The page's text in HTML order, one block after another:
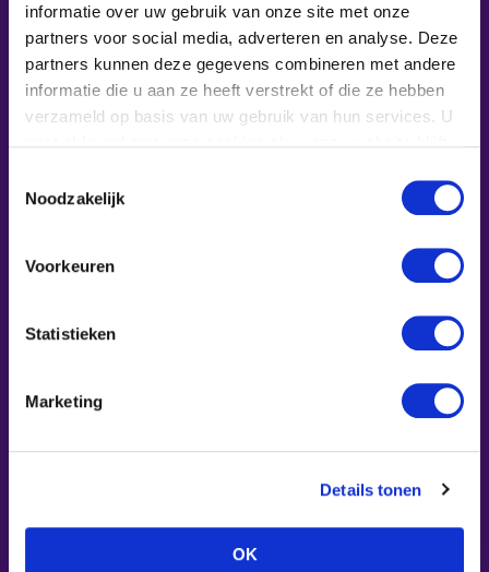
informatie over uw gebruik van onze site met onze
partners voor social media, adverteren en analyse. Deze
partners kunnen deze gegevens combineren met andere
informatie die u aan ze heeft verstrekt of die ze hebben
verzameld op basis van uw gebruik van hun services. U
Noodzakelijk
Voorkeuren
Statistieken
Marketing
Details tonen
OK